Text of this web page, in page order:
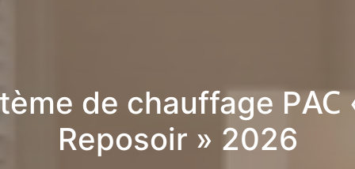
de chauffage PAC
Reposoir » 2026